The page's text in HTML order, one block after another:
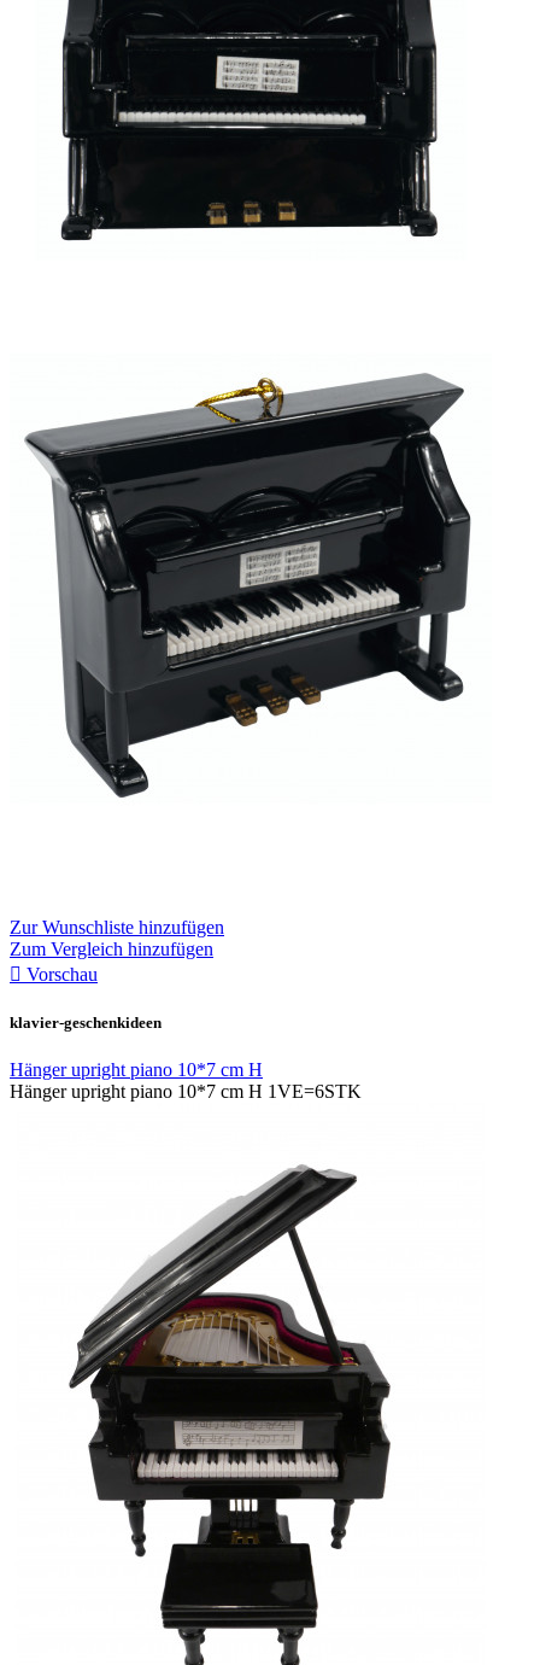
Zur Wunschliste hinzufügen
Zum Vergleich hinzufügen
 Vorschau
klavier-geschenkideen
Hänger upright piano 10*7 cm H
Hänger upright piano 10*7 cm H 1VE=6STK